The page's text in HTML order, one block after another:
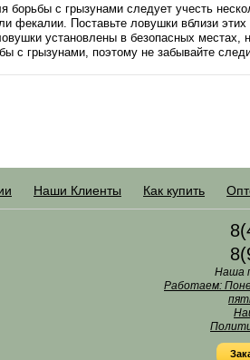
борьбы с грызунами следует учесть
фекалии. Поставьте ловушки вблизи
установлены в безопасных
с грызунами, поэтому не забывайте
Наши Клиенты Как купить
Наша
Работаем: